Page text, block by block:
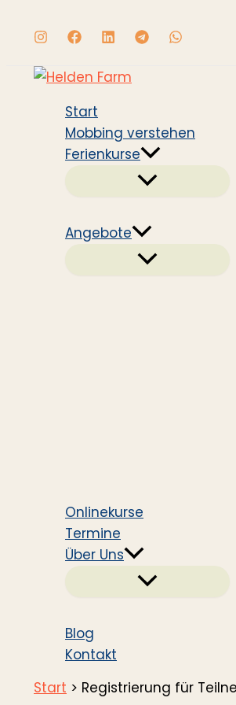
Inhalt
Start
Mobbing verstehen
Ferienkurse
Angebote
Onlinekurse
Termine
Über Uns
Blog
Kontakt
Start
Registrierung für